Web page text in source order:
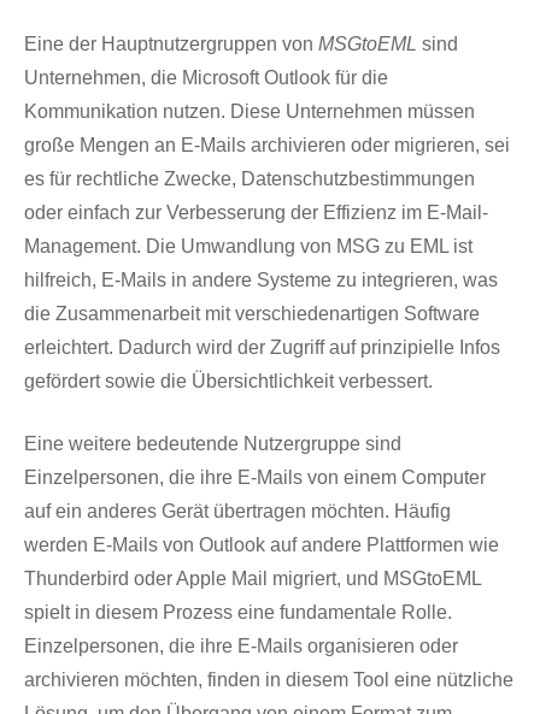
Eine der Hauptnutzergruppen von MSGtoEML sind
Unternehmen, die Microsoft Outlook für die
Kommunikation nutzen. Diese Unternehmen müssen
große Mengen an E-Mails archivieren oder migrieren, sei
es für rechtliche Zwecke, Datenschutzbestimmungen
oder einfach zur Verbesserung der Effizienz im E-Mail-
Management. Die Umwandlung von MSG zu EML ist
hilfreich, E-Mails in andere Systeme zu integrieren, was
die Zusammenarbeit mit verschiedenartigen Software
erleichtert. Dadurch wird der Zugriff auf prinzipielle Infos
gefördert sowie die Übersichtlichkeit verbessert.
Eine weitere bedeutende Nutzergruppe sind
Einzelpersonen, die ihre E-Mails von einem Computer
auf ein anderes Gerät übertragen möchten. Häufig
werden E-Mails von Outlook auf andere Plattformen wie
Thunderbird oder Apple Mail migriert, und MSGtoEML
spielt in diesem Prozess eine fundamentale Rolle.
Einzelpersonen, die ihre E-Mails organisieren oder
archivieren möchten, finden in diesem Tool eine nützliche